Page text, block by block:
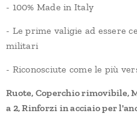
- 100% Made in Italy
- Le prime valigie ad essere
militari
- Riconosciute come le più
Ruote, Coperchio rimovibile,
a 2, Rinforzi in acciaio per